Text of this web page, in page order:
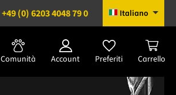
+49 (0) 6203 4048 79 0 Italiano
Comunità Account Preferiti Carrello